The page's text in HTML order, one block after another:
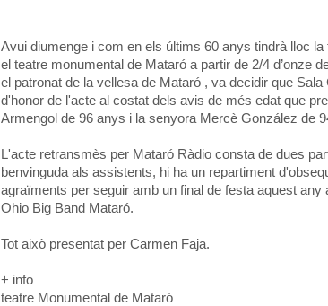
Avui diumenge i com en els últims 60 anys tindrà lloc
el teatre monumental de Mataró a partir de 2/4 d’onze
el patronat de la vellesa de Mataró , va decidir que
d'honor de l'acte al costat dels avis de més edat que
Armengol de 96 anys i la senyora Mercè González de
L'acte retransmès per Mataró Ràdio consta de dues
benvinguda als assistents, hi ha un repartiment
agraïments per seguir amb un final de festa aquest
Ohio Big Band Mataró.
Tot això presentat per Carmen Faja.
+ info
teatre Monumental de Mataró